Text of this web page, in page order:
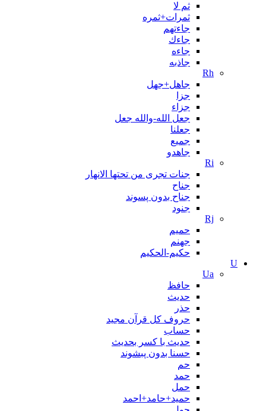
ثم لا
ثمرات+ثمره
جاءتهم
جاءك
جاءه
جاذبه
Rh
جاهل+جهل
جزا
جزاء
جعل الله-والله جعل
جعلنا
جمیع
جاهدو
Ri
جنات تجری من تحتها الانهار
جناح
جناح بدون پسوند
جنود
Rj
حمیم
جهنم
حکیم-الحکیم
U
Ua
حافظ
حدیث
حذر
حروف کل قرآن مجید
حساب
حدیث با کسر بحدیث
حسنا بدون پبشوند
حم
حمد
حمل
حمید+حامد+احمد